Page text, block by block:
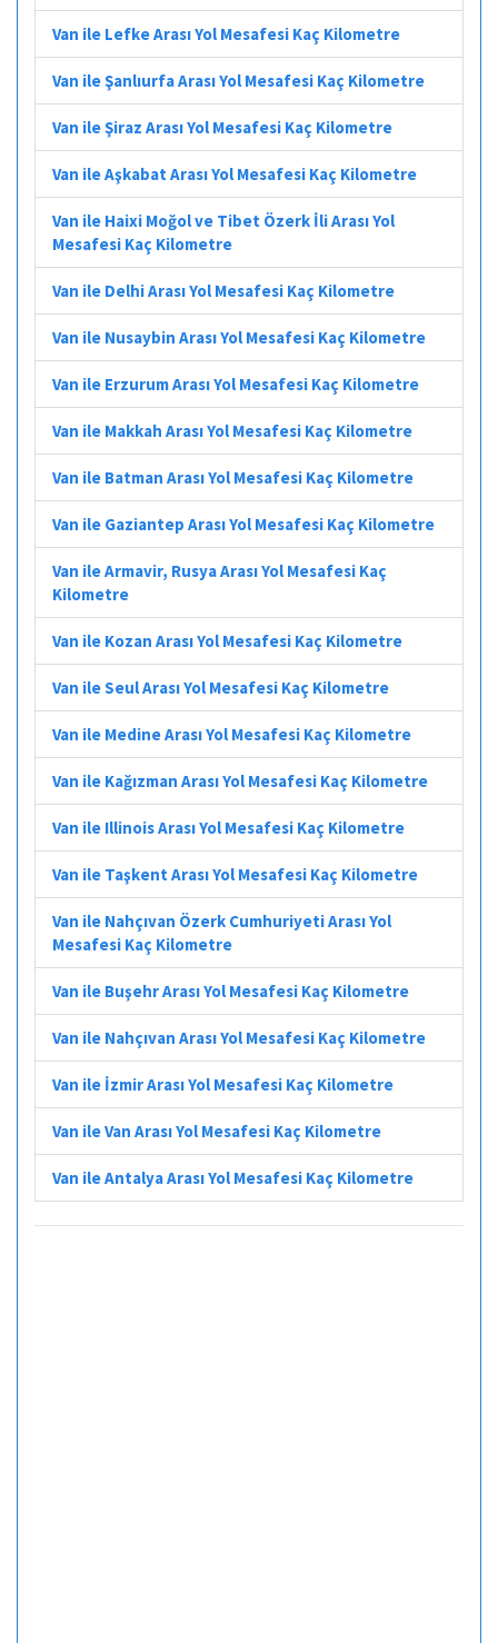
Van ile Lefke Arası Yol Mesafesi Kaç Kilometre
Van ile Şanlıurfa Arası Yol Mesafesi Kaç Kilometre
Van ile Şiraz Arası Yol Mesafesi Kaç Kilometre
Van ile Aşkabat Arası Yol Mesafesi Kaç Kilometre
Van ile Haixi Moğol ve Tibet Özerk İli Arası Yol
Mesafesi Kaç Kilometre
Van ile Delhi Arası Yol Mesafesi Kaç Kilometre
Van ile Nusaybin Arası Yol Mesafesi Kaç Kilometre
Van ile Erzurum Arası Yol Mesafesi Kaç Kilometre
Van ile Makkah Arası Yol Mesafesi Kaç Kilometre
Van ile Batman Arası Yol Mesafesi Kaç Kilometre
Van ile Gaziantep Arası Yol Mesafesi Kaç Kilometre
Van ile Armavir, Rusya Arası Yol Mesafesi Kaç
Kilometre
Van ile Kozan Arası Yol Mesafesi Kaç Kilometre
Van ile Seul Arası Yol Mesafesi Kaç Kilometre
Van ile Medine Arası Yol Mesafesi Kaç Kilometre
Van ile Kağızman Arası Yol Mesafesi Kaç Kilometre
Van ile Illinois Arası Yol Mesafesi Kaç Kilometre
Van ile Taşkent Arası Yol Mesafesi Kaç Kilometre
Van ile Nahçıvan Özerk Cumhuriyeti Arası Yol
Mesafesi Kaç Kilometre
Van ile Buşehr Arası Yol Mesafesi Kaç Kilometre
Van ile Nahçıvan Arası Yol Mesafesi Kaç Kilometre
Van ile İzmir Arası Yol Mesafesi Kaç Kilometre
Van ile Van Arası Yol Mesafesi Kaç Kilometre
Van ile Antalya Arası Yol Mesafesi Kaç Kilometre